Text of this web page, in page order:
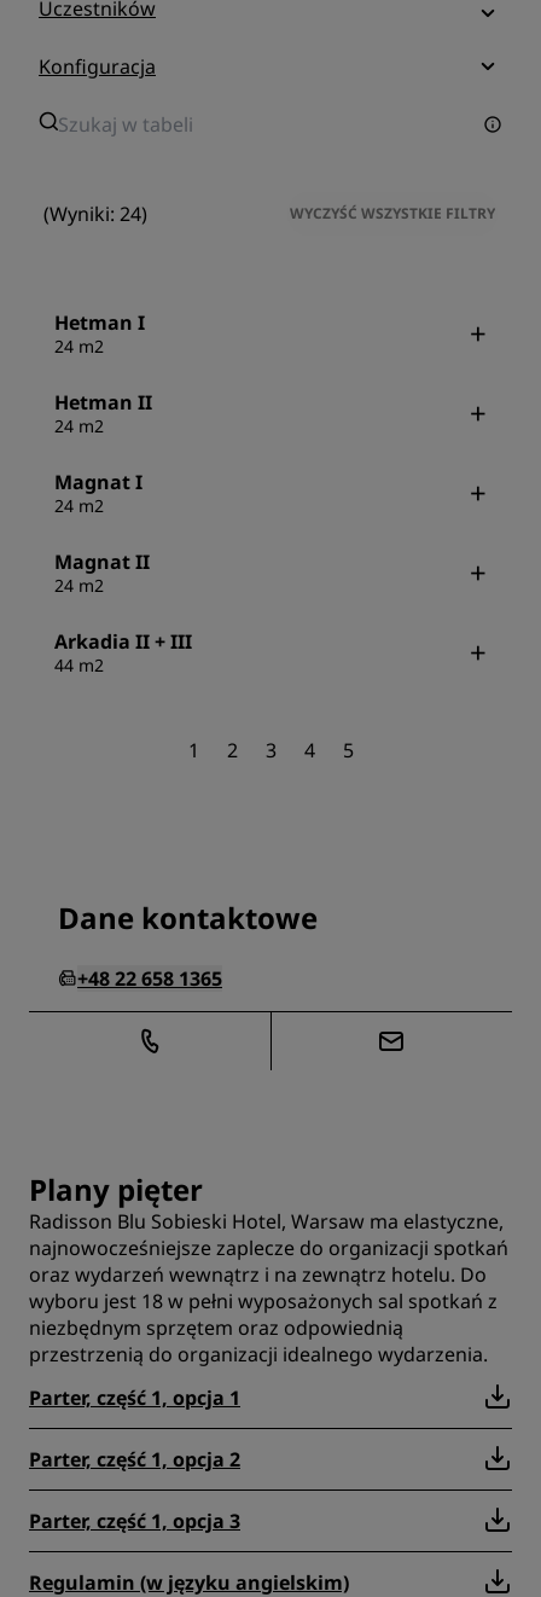
Uczestników
Konfiguracja
(Wyniki: 24) WYCZYŚĆ WSZYSTKIE FILTRY
Hetman I
24 m2
Hetman II
24 m2
Magnat I
24 m2
Magnat II
24 m2
Arkadia II + III
44 m2
1 2 3 4 5
Dane kontaktowe
+48 22 658 1365
Plany pięter
Radisson Blu Sobieski Hotel, Warsaw ma elastyczne,
najnowocześniejsze zaplecze do organizacji spotkań
oraz wydarzeń wewnątrz i na zewnątrz hotelu. Do
wyboru jest 18 w pełni wyposażonych sal spotkań z
niezbędnym sprzętem oraz odpowiednią
przestrzenią do organizacji idealnego wydarzenia.
Parter, część 1, opcja 1
Parter, część 1, opcja 2
Parter, część 1, opcja 3
Regulamin (w języku angielskim)